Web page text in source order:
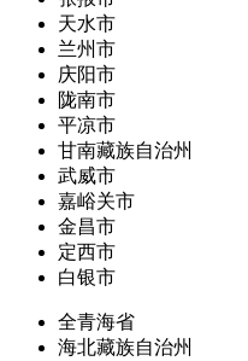
天水市
兰州市
庆阳市
陇南市
平凉市
甘南藏族自治州
武威市
嘉峪关市
金昌市
定西市
白银市
全青海省
海北藏族自治州